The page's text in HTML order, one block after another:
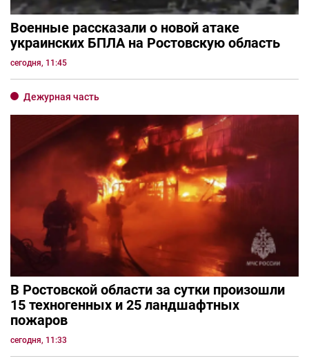
Военные рассказали о новой атаке
украинских БПЛА на Ростовскую область
сегодня, 11:45
Дежурная часть
В Ростовской области за сутки произошли
15 техногенных и 25 ландшафтных
пожаров
сегодня, 11:33